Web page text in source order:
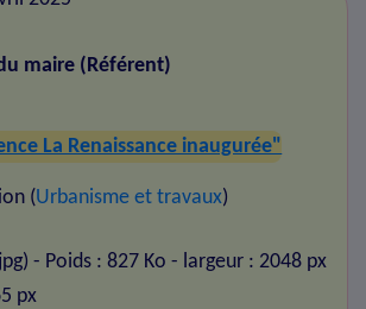
maire (Référent)
La Renaissance inaugurée"
(Urbanisme et travaux)
- Poids : 827 Ko - largeur : 2048 px
px